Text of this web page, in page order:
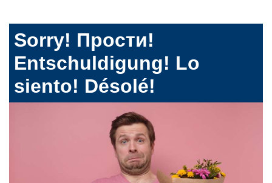
Sorry! Прости!
Entschuldigung! Lo
siento! Désolé!